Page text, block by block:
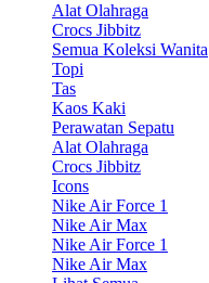
Alat Olahraga
Crocs Jibbitz
Semua Koleksi Wanita
Topi
Tas
Kaos Kaki
Perawatan Sepatu
Alat Olahraga
Crocs Jibbitz
Icons
Nike Air Force 1
Nike Air Max
Nike Air Force 1
Nike Air Max